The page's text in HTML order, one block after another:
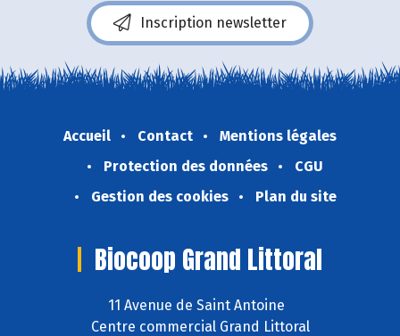
Inscription newsletter
Accueil Contact
Mentions légales
Protection des données
CGU
Gestion des cookies
Plan du site
Biocoop Grand Littoral
11 Avenue de Saint Antoine
Centre commercial Grand Littoral